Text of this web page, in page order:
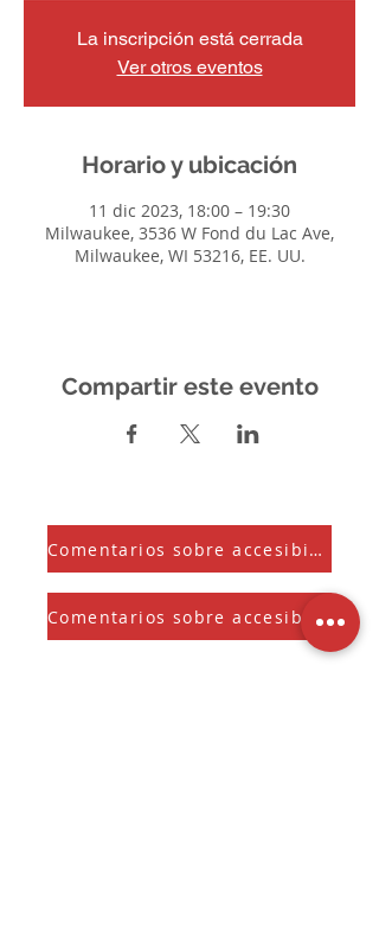
La inscripción está cerrada
Ver otros eventos
Horario y ubicación
11 dic 2023, 18:00 – 19:30
Milwaukee, 3536 W Fond du Lac Ave,
Milwaukee, WI 53216, EE. UU.
Compartir este evento
Comentarios sobre accesibilidad
Comentarios sobre accesibilidad